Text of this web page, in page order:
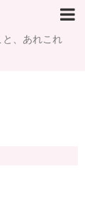
、あれこれ